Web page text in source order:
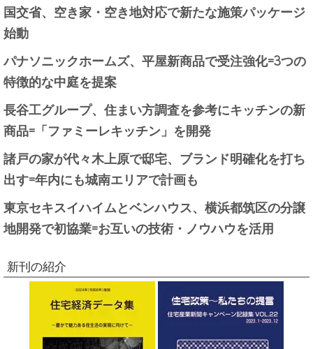
国交省、空き家・空き地対応で新たな施策パッケージ
始動
パナソニックホームズ、平屋新商品で受注強化=3つの
特徴的な中庭を提案
長谷工グループ、住まい方調査を参考にキッチンの新
商品=「ファミーレキッチン」を開発
諸戸の家が代々木上原で邸宅、ブランド明確化を打ち
出す=年内にも城南エリアで計画も
東京セキスイハイムとベンハウス、横浜都筑区の分譲
地開発で初協業=お互いの技術・ノウハウを活用
新刊の紹介